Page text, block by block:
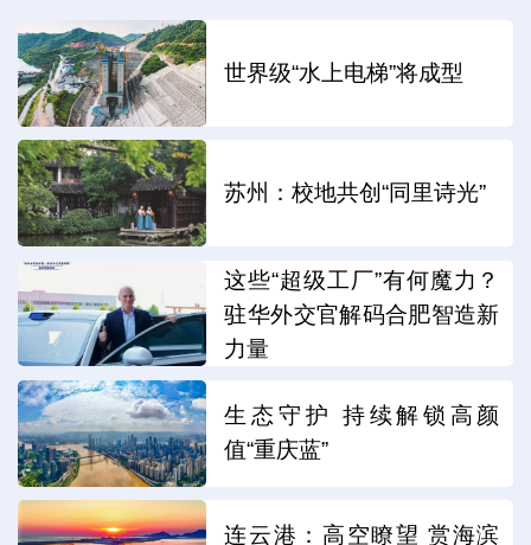
世界级“水上电梯”将成型
苏州：校地共创“同里诗光”
这些“超级工厂”有何魔力？
驻华外交官解码合肥智造新
力量
生态守护 持续解锁高颜
值“重庆蓝”
连云港：高空瞭望 赏海滨